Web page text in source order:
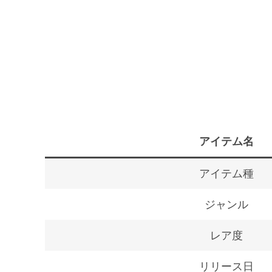
アイテム名
アイテム種
ジャンル
レア度
リリース日